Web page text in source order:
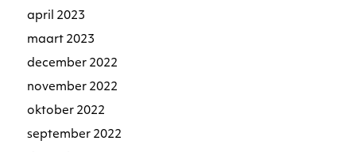
april 2023
maart 2023
december 2022
november 2022
oktober 2022
september 2022